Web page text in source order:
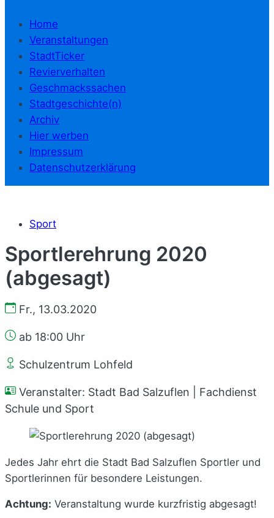
Home
Veranstaltungen
StadtTicker
Revierverhalten
Geschmackssachen
Stadtgeschichte(n)
Archiv
Hier werben
Impressum
Datenschutzerklärung
Sport
Sportlerehrung 2020
(abgesagt)
Fr., 13.03.2020
ab 18:00 Uhr
Schulzentrum Lohfeld
Veranstalter: Stadt Bad Salzuflen | Fachdienst
Schule und Sport
Jedes Jahr ehrt die Stadt Bad Salzuflen Sportler und
Sportlerinnen für besondere Leistungen.
Achtung: Veranstaltung wurde kurzfristig abgesagt!